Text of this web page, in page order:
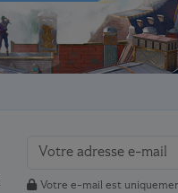
Votre e-mail est